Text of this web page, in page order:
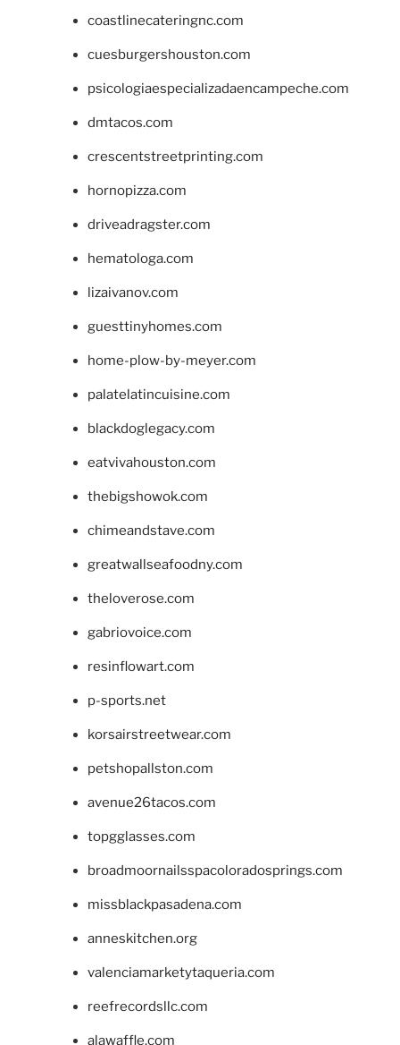
coastlinecateringnc.com
cuesburgershouston.com
psicologiaespecializadaencampeche.com
dmtacos.com
crescentstreetprinting.com
hornopizza.com
driveadragster.com
hematologa.com
lizaivanov.com
guesttinyhomes.com
home-plow-by-meyer.com
palatelatincuisine.com
blackdoglegacy.com
eatvivahouston.com
thebigshowok.com
chimeandstave.com
greatwallseafoodny.com
theloverose.com
gabriovoice.com
resinflowart.com
p-sports.net
korsairstreetwear.com
petshopallston.com
avenue26tacos.com
topgglasses.com
broadmoornailsspacoloradosprings.com
missblackpasadena.com
anneskitchen.org
valenciamarketytaqueria.com
reefrecordsllc.com
alawaffle.com